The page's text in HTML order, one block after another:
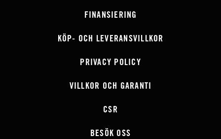
FINANSIERING
KÖP- OCH LEVERANSVILLKOR
PRIVACY POLICY
VILLKOR OCH GARANTI
CSR
BESÖK OSS